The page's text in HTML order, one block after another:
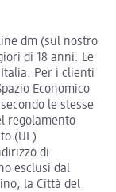
dm (sul nostro
di 18 anni. Le
Per i clienti
Economico
le stesse
regolamento
(UE)
di
esclusi dal
la Città del